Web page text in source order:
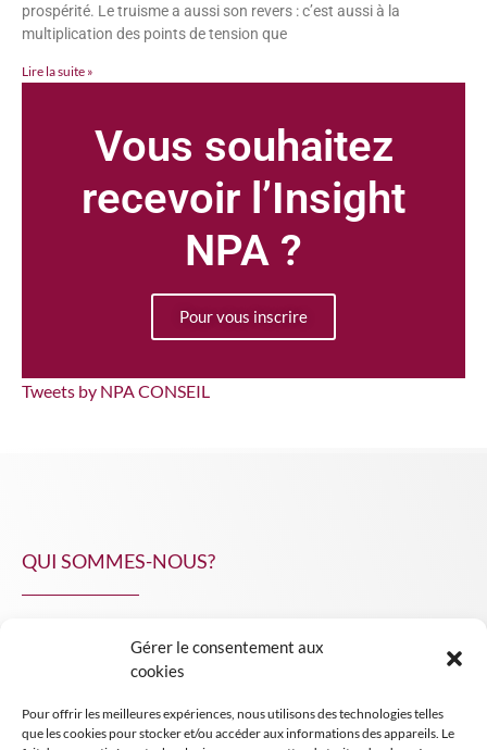
Gérer le consentement aux
cookies
Pour offrir les meilleures expériences, nous utilisons des technologies telles
que les cookies pour stocker et/ou accéder aux informations des appareils. Le
prospérité. Le truisme a aussi son revers : c’est aussi à la
multiplication des points de tension que
Lire la suite »
Vous souhaitez
recevoir l’Insight
NPA ?
Pour vous inscrire
Tweets by NPA CONSEIL
QUI SOMMES-NOUS?
INSIGHT NPA